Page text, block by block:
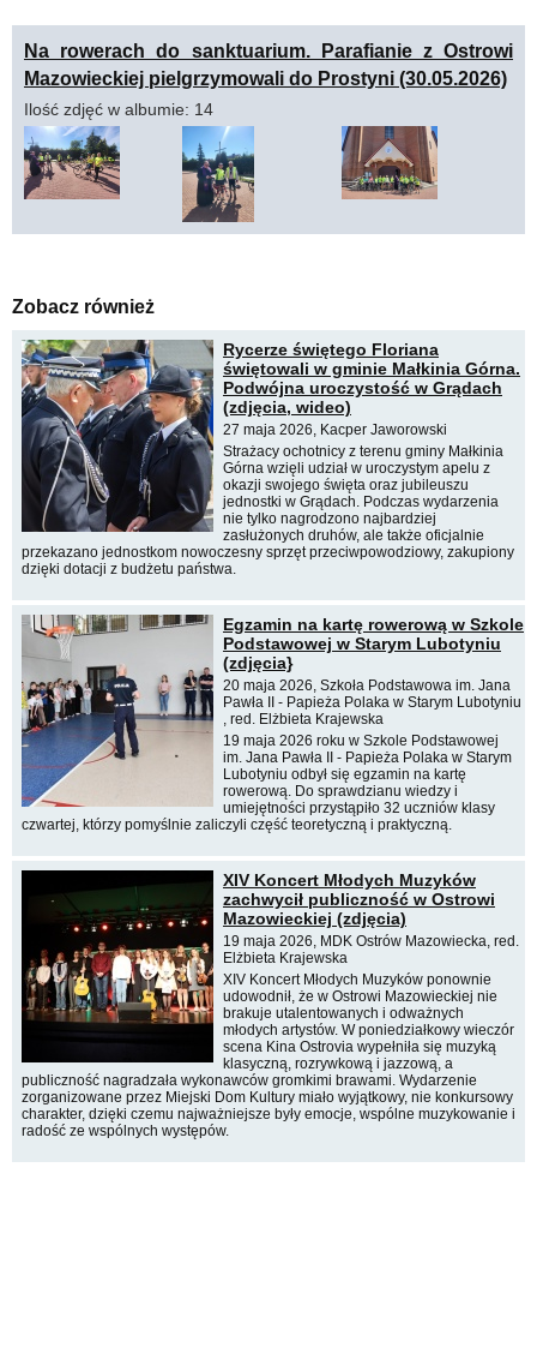
Na rowerach do sanktuarium. Parafianie z Ostrowi
Mazowieckiej pielgrzymowali do Prostyni (30.05.2026)
Ilość zdjęć w albumie: 14
Zobacz również
Rycerze świętego Floriana
świętowali w gminie Małkinia Górna.
Podwójna uroczystość w Grądach
(zdjęcia, wideo)
27 maja 2026, Kacper Jaworowski
Strażacy ochotnicy z terenu gminy Małkinia
Górna wzięli udział w uroczystym apelu z
okazji swojego święta oraz jubileuszu
jednostki w Grądach. Podczas wydarzenia
nie tylko nagrodzono najbardziej
zasłużonych druhów, ale także oficjalnie
przekazano jednostkom nowoczesny sprzęt przeciwpowodziowy, zakupiony
dzięki dotacji z budżetu państwa.
Egzamin na kartę rowerową w Szkole
Podstawowej w Starym Lubotyniu
(zdjęcia}
20 maja 2026, Szkoła Podstawowa im. Jana
Pawła II - Papieża Polaka w Starym Lubotyniu
, red. Elżbieta Krajewska
19 maja 2026 roku w Szkole Podstawowej
im. Jana Pawła II - Papieża Polaka w Starym
Lubotyniu odbył się egzamin na kartę
rowerową. Do sprawdzianu wiedzy i
umiejętności przystąpiło 32 uczniów klasy
czwartej, którzy pomyślnie zaliczyli część teoretyczną i praktyczną.
XIV Koncert Młodych Muzyków
zachwycił publiczność w Ostrowi
Mazowieckiej (zdjęcia)
19 maja 2026, MDK Ostrów Mazowiecka, red.
Elżbieta Krajewska
XIV Koncert Młodych Muzyków ponownie
udowodnił, że w Ostrowi Mazowieckiej nie
brakuje utalentowanych i odważnych
młodych artystów. W poniedziałkowy wieczór
scena Kina Ostrovia wypełniła się muzyką
klasyczną, rozrywkową i jazzową, a
publiczność nagradzała wykonawców gromkimi brawami. Wydarzenie
zorganizowane przez Miejski Dom Kultury miało wyjątkowy, nie konkursowy
charakter, dzięki czemu najważniejsze były emocje, wspólne muzykowanie i
radość ze wspólnych występów.